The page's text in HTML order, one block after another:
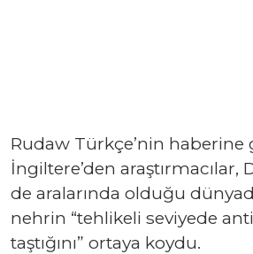
Rudaw Türkçe’nin haberine
İngiltere’den araştırmacılar,
de aralarında olduğu
nehrin “tehlikeli seviyede
taştığını” ortaya koydu.